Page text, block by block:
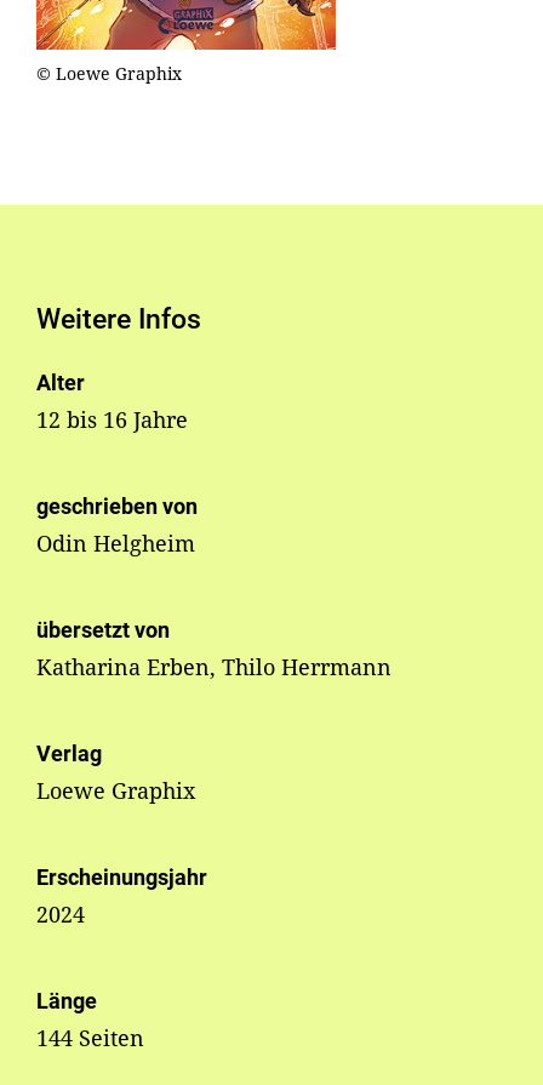
© Loewe Graphix
Weitere Infos
Alter
12 bis 16 Jahre
geschrieben von
Odin Helgheim
übersetzt von
Katharina Erben, Thilo Herrmann
Verlag
Loewe Graphix
Erscheinungsjahr
2024
Länge
144 Seiten